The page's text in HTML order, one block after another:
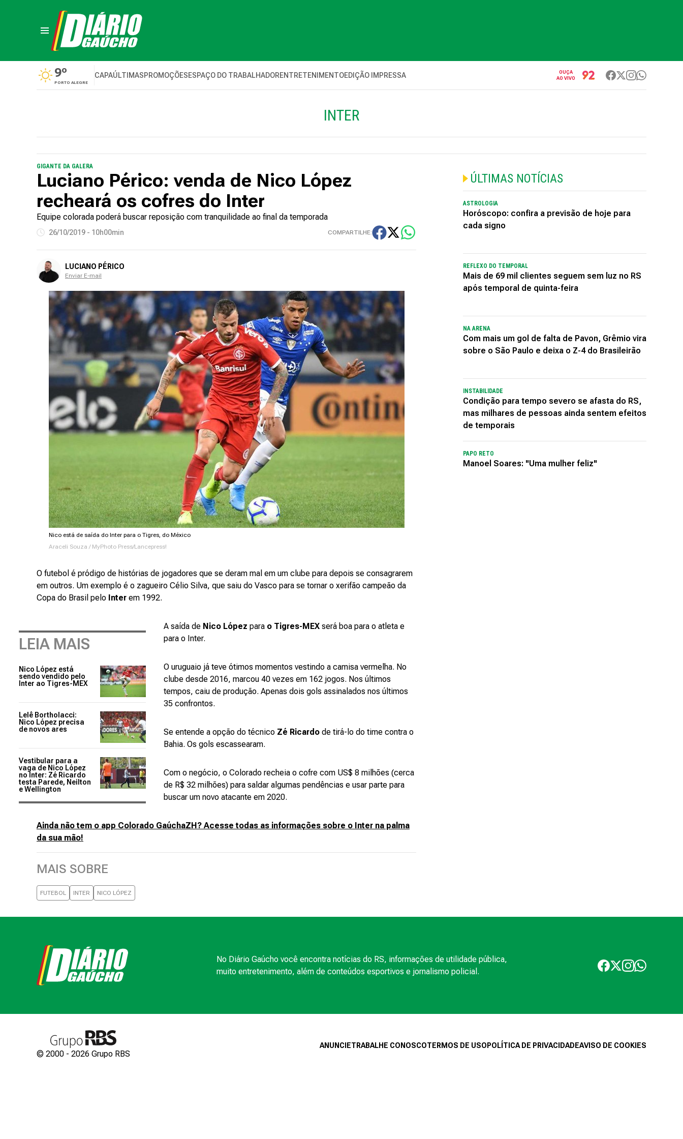
9º
PORTO ALEGRE
CAPAÚLTIMASPROMOÇÕESESPAÇO DO TRABALHADORENTRETENIMENTOEDIÇÃO IMPRESSA
OUÇA
AO VIVO
INTER
GIGANTE DA GALERA
Luciano Périco: venda de Nico López
recheará os cofres do Inter
Equipe colorada poderá buscar reposição com tranquilidade ao final da temporada
26/10/2019 - 10h00min COMPARTILHE:
LUCIANO PÉRICO
Enviar E-mail
Nico está de saída do Inter para o Tigres, do México
Araceli Souza / MyPhoto Press/Lancepress!
O futebol é pródigo de histórias de jogadores que se deram mal em um clube para depois se consagrarem
em outros. Um exemplo é o zagueiro Célio Silva, que saiu do Vasco para se tornar o xerifão campeão da
Copa do Brasil pelo Inter em 1992.
LEIA MAIS
Nico López está
sendo vendido pelo
Inter ao Tigres-MEX
Lelê Bortholacci:
Nico López precisa
de novos ares
Vestibular para a
vaga de Nico López
no Inter: Zé Ricardo
testa Parede, Neilton
e Wellington
A saída de Nico López para o Tigres-MEX será boa para o atleta e
para o Inter.
O uruguaio já teve ótimos momentos vestindo a camisa vermelha. No
clube desde 2016, marcou 40 vezes em 162 jogos. Nos últimos
tempos, caiu de produção. Apenas dois gols assinalados nos últimos
35 confrontos.
Se entende a opção do técnico Zé Ricardo de tirá-lo do time contra o
Bahia. Os gols escassearam.
Com o negócio, o Colorado recheia o cofre com US$ 8 milhões (cerca
de R$ 32 milhões) para saldar algumas pendências e usar parte para
buscar um novo atacante em 2020.
Ainda não tem o app Colorado GaúchaZH? Acesse todas as informações sobre o Inter na palma
da sua mão!
MAIS SOBRE
FUTEBOL INTER NICO LÓPEZ
ÚLTIMAS NOTÍCIAS
ASTROLOGIA
Horóscopo: confira a previsão de hoje para
cada signo
REFLEXO DO TEMPORAL
Mais de 69 mil clientes seguem sem luz no RS
após temporal de quinta-feira
NA ARENA
Com mais um gol de falta de Pavon, Grêmio vira
sobre o São Paulo e deixa o Z-4 do Brasileirão
INSTABILIDADE
Condição para tempo severo se afasta do RS,
mas milhares de pessoas ainda sentem efeitos
de temporais
PAPO RETO
Manoel Soares: "Uma mulher feliz"
No Diário Gaúcho você encontra notícias do RS, informações de utilidade pública,
muito entretenimento, além de conteúdos esportivos e jornalismo policial.
ANUNCIETRABALHE CONOSCOTERMOS DE USO POLÍTICA DE PRIVACIDADEAVISO DE COOKIES
© 2000 - 2026 Grupo RBS